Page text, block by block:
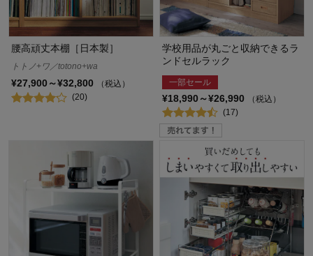
腰高頑丈本棚［日本製］
トトノ+ワ／totono+wa
¥27,900～¥32,800
（税込）
(20)
学校用品が丸ごと収納できるラ
ンドセルラック
一部セール
¥18,990～¥26,990
（税込）
(17)